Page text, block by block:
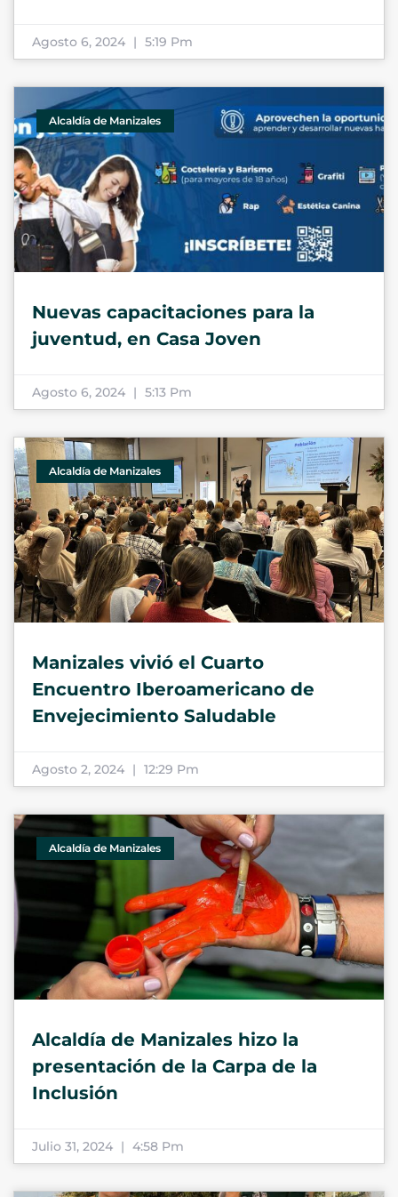
Agosto 6, 2024 5:19 Pm
Alcaldía de Manizales
Nuevas capacitaciones para la
juventud, en Casa Joven
Agosto 6, 2024 5:13 Pm
Alcaldía de Manizales
Manizales vivió el Cuarto
Encuentro Iberoamericano de
Envejecimiento Saludable
Agosto 2, 2024 12:29 Pm
Alcaldía de Manizales
Alcaldía de Manizales hizo la
presentación de la Carpa de la
Inclusión
Julio 31, 2024 4:58 Pm